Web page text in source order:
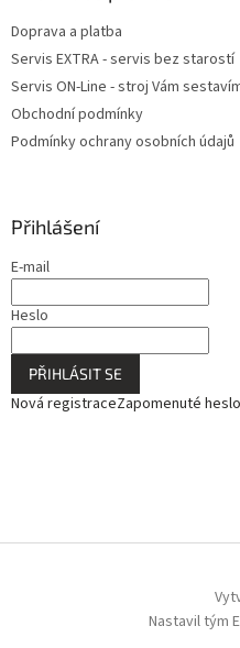
Doprava a platba
Servis EXTRA - servis bez starostí
Servis ON-Line - stroj Vám
Obchodní podmínky
Podmínky ochrany osobních údajů
Přihlášení
E-mail
Heslo
PŘIHLÁSIT SE
Nová registraceZapomenuté heslo
Nastavil tým